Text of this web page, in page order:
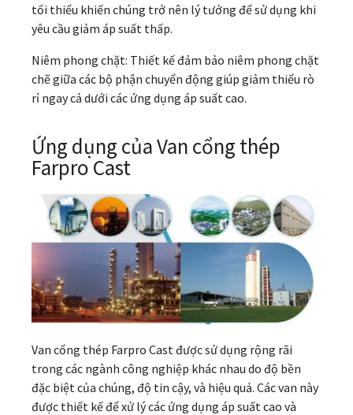
tối thiểu khiến chúng trở nên lý tưởng để sử dụng khi
yêu cầu giảm áp suất thấp.
Niêm phong chặt: Thiết kế đảm bảo niêm phong chặt
chẽ giữa các bộ phận chuyển động giúp giảm thiểu rò
rỉ ngay cả dưới các ứng dụng áp suất cao.
Ứng dụng của Van cổng thép
Farpro Cast
Van cổng thép Farpro Cast được sử dụng rộng rãi
trong các ngành công nghiệp khác nhau do độ bền
đặc biệt của chúng, độ tin cậy, và hiệu quả. Các van này
được thiết kế để xử lý các ứng dụng áp suất cao và